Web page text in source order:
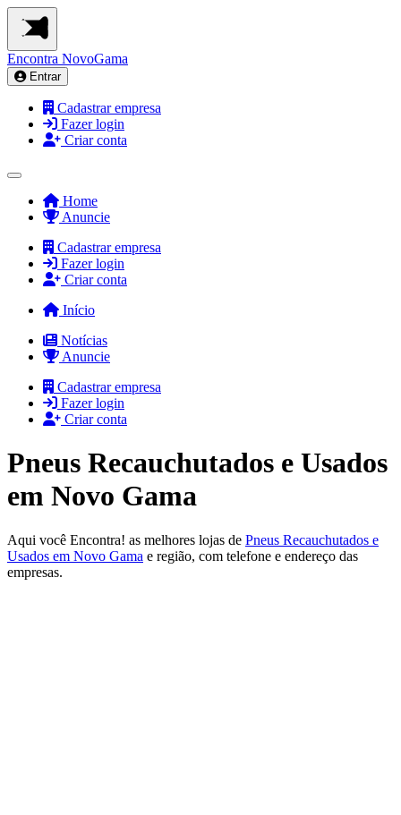
Encontra NovoGama
Entrar
Cadastrar empresa
Fazer login
Criar conta
Home
Anuncie
Cadastrar empresa
Fazer login
Criar conta
Início
Notícias
Anuncie
Cadastrar empresa
Fazer login
Criar conta
Pneus Recauchutados e Usados
em Novo Gama
Aqui você Encontra! as melhores lojas de Pneus Recauchutados e
Usados em Novo Gama e região, com telefone e endereço das
empresas.